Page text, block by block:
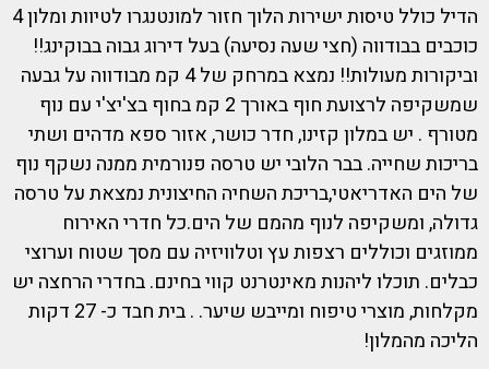
הדיל כולל טיסות ישירות הלוך חזור למונטנגרו לטיוות ומלון 4
כוכבים בבודווה (חצי שעה נסיעה) בעל דירוג גבוה בבוקינג!!
וביקורות מעולות!! נמצא במרחק של 4 קמ מבודווה על גבעה
שמשקיפה לרצועת חוף באורך 2 קמ בחוף בצ'יצ'י עם נוף
מטורף . יש במלון קזינו, חדר כושר, אזור ספא מדהים ושתי
בריכות שחייה. בבר הלובי יש טרסה פנורמית ממנה נשקף נוף
של הים האדריאטי,בריכת השחיה החיצונית נמצאת על טרסה
גדולה, ומשקיפה לנוף מהמם של הים.כל חדרי האירוח
ממוזגים וכוללים רצפות עץ וטלוויזיה עם מסך שטוח וערוצי
כבלים. תוכלו ליהנות מאינטרנט קווי בחינם. בחדרי הרחצה יש
מקלחות, מוצרי טיפוח ומייבש שיער. . בית חבד כ- 27 דקות
הליכה מהמלון!